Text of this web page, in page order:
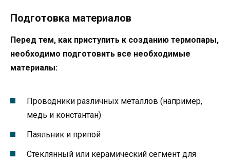
Подготовка материалов
Перед тем, как приступить к созданию термопары,
необходимо подготовить все необходимые
материалы:
Проводники различных металлов (например,
медь и константан)
Паяльник и припой
Стеклянный или керамический сегмент для